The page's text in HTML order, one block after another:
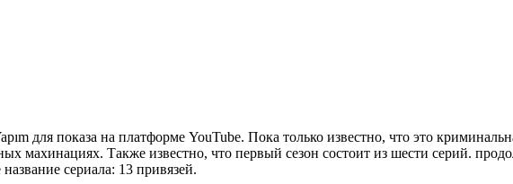
для показа на платформе YouTube. Пока только известно, что это
махинациях. Также известно, что первый сезон состоит из шести серий.
сериала: 13 привязей.